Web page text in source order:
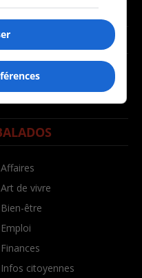
franco
récemment
de vivre
être
citoyennes